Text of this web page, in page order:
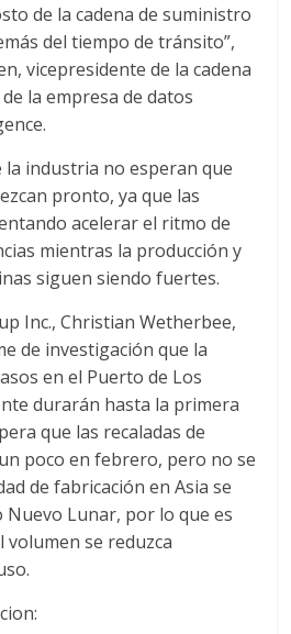
de la cadena de suministro
del tiempo de tránsito”,
vicepresidente de la cadena
la empresa de datos
la industria no esperan que
pronto, ya que las
acelerar el ritmo de
mientras la producción y
siguen siendo fuertes.
Inc., Christian Wetherbee,
de investigación que la
en el Puerto de Los
durarán hasta la primera
que las recaladas de
poco en febrero, pero no se
de fabricación en Asia se
Lunar, por lo que es
se reduzca